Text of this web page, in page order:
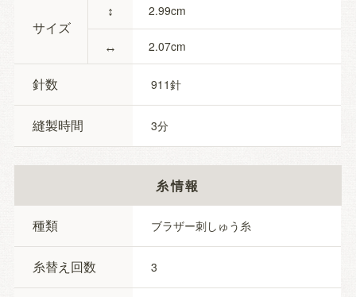
サイズ
↕
↔
2.99
2.07
針数 911
縫製時間 3
糸情報
種類 ブラザー刺しゅう糸
糸替え回数 3